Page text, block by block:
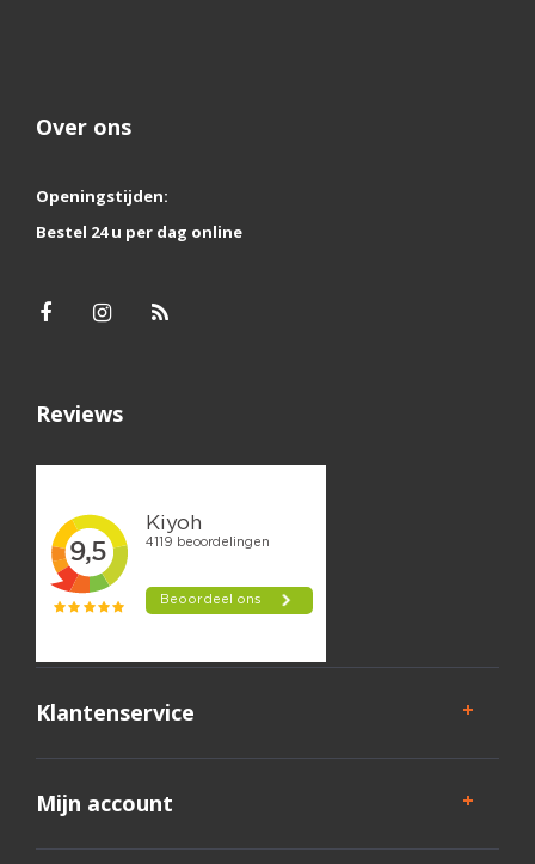
Over ons
Openingstijden:
Bestel 24 u per dag online
Reviews
Klantenservice
Mijn account